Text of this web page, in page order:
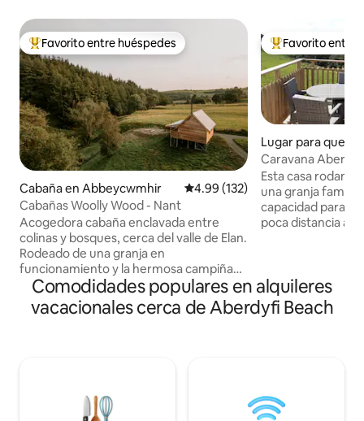
Favorito entre huéspedes preferido
Favorito entre huéspedes
Cabaña en Abbeycwmhir Calificación promedio: 4.99 de
4.99 (132)
Cabañas Woolly Wood - Nant
Acogedora cabaña enclavada entre
colinas y bosques, cerca del valle de Elan.
Rodeado de una granja en
funcionamiento y la hermosa campiña
galesa, con una gran cantidad de paseos
desde la puerta de la cabaña. Privado y
tranquilo, perfecto para aquellos que
una bañera de hidromasaje de leña,
estufa de leña, calefacción por suelo
Favorito entre
Favorito entre
Lugar para
erdovey
Caravana
Esta casa
una granja
capacidad para 6
poca distancia a
Gales. Ciclismo de montaña y
maravillosos
esta hermosa
por favor,
descanso corto o
Comodidades populares en alquileres
vacacionales cerca de Aberdyfi Beach